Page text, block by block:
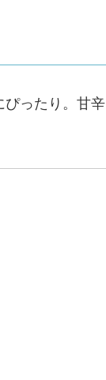
ぴったり。甘辛